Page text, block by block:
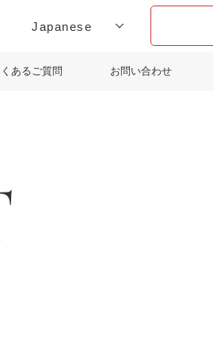
あるご質問 お問い合わせ